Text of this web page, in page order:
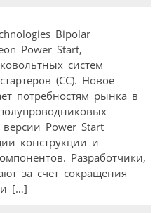
Bipolar
Power Start,
систем
(СС). Новое
потребностям рынка в
Power Start
конструкции и
Разработчики,
за счет сокращения
и […]